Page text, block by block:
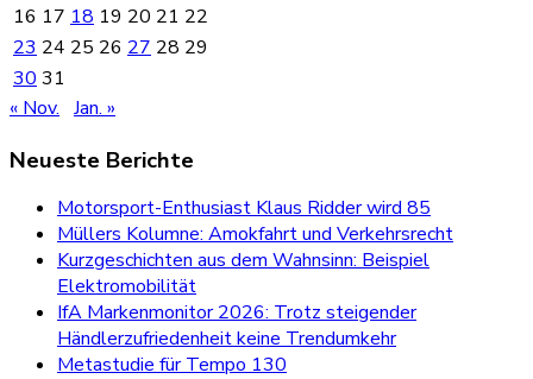
16 17 18 19 20 21 22
23 24 25 26 27 28 29
30 31
« Nov. Jan. »
Neueste Berichte
Motorsport-Enthusiast Klaus Ridder wird 85
Müllers Kolumne: Amokfahrt und Verkehrsrecht
Kurzgeschichten aus dem Wahnsinn: Beispiel
Elektromobilität
IfA Markenmonitor 2026: Trotz steigender
Händlerzufriedenheit keine Trendumkehr
Metastudie für Tempo 130